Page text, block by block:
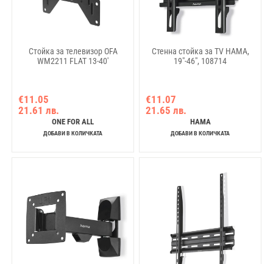
Стойка за телевизор OFA
WM2211 FLAT 13-40'
€11.05
21.61 лв.
ONE FOR ALL
ДОБАВИ В КОЛИЧКАТА
Стенна стойка за TV HAMA,
19"-46", 108714
€11.07
21.65 лв.
HAMA
ДОБАВИ В КОЛИЧКАТА